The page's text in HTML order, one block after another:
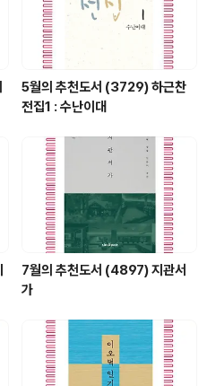
5월의 추천도서 (3729) 하근찬
전집1 : 수난이대
7월의 추천도서 (4897) 지관서
가